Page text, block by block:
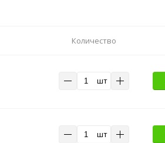
Количество
шт
шт